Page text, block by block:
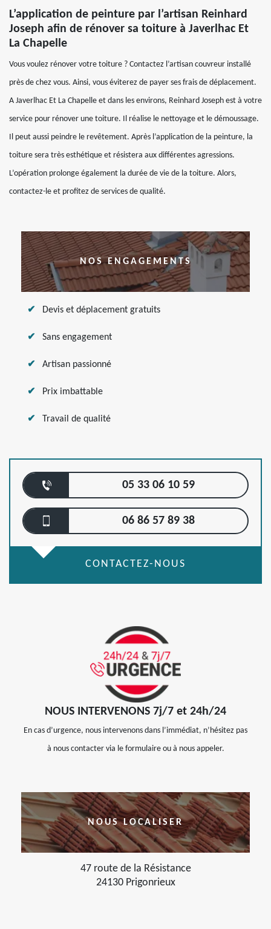
L’application de peinture par l’artisan Reinhard
Joseph afin de rénover sa toiture à Javerlhac Et
La Chapelle
Vous voulez rénover votre toiture ? Contactez l’artisan couvreur installé
près de chez vous. Ainsi, vous éviterez de payer ses frais de déplacement.
A Javerlhac Et La Chapelle et dans les environs, Reinhard Joseph est à votre
service pour rénover une toiture. Il réalise le nettoyage et le démoussage.
Il peut aussi peindre le revêtement. Après l’application de la peinture, la
toiture sera très esthétique et résistera aux différentes agressions.
L’opération prolonge également la durée de vie de la toiture. Alors,
contactez-le et profitez de services de qualité.
NOS ENGAGEMENTS
Devis et déplacement gratuits
Sans engagement
Artisan passionné
Prix imbattable
Travail de qualité
05 33 06 10 59
06 86 57 89 38
CONTACTEZ-NOUS
NOUS INTERVENONS 7j/7 et 24h/24
En cas d’urgence, nous intervenons dans l’immédiat, n’hésitez pas
à nous contacter via le formulaire ou à nous appeler.
NOUS LOCALISER
47 route de la Résistance
24130 Prigonrieux